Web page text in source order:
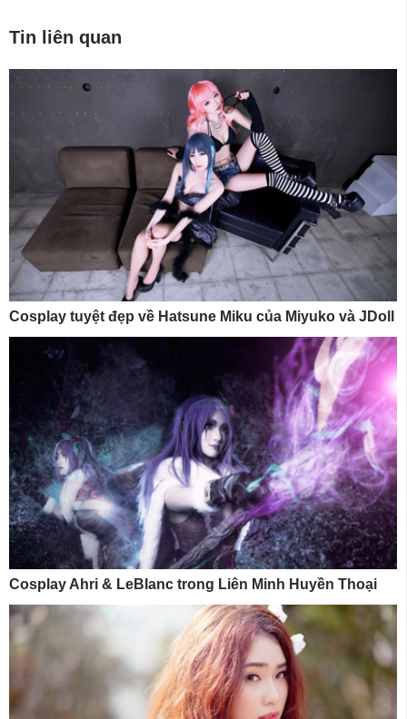
Tin liên quan
Cosplay tuyệt đẹp về Hatsune Miku của Miyuko và JDoll
Cosplay Ahri & LeBlanc trong Liên Minh Huyền Thoại